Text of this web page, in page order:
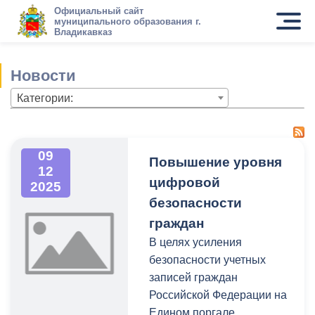
Официальный сайт
муниципального образования г.
Владикавказ
Новости
Категории:
09
12
2025
Повышение уровня
цифровой
безопасности
граждан
В целях усиления
безопасности учетных
записей граждан
Российской Федерации на
Едином поргале